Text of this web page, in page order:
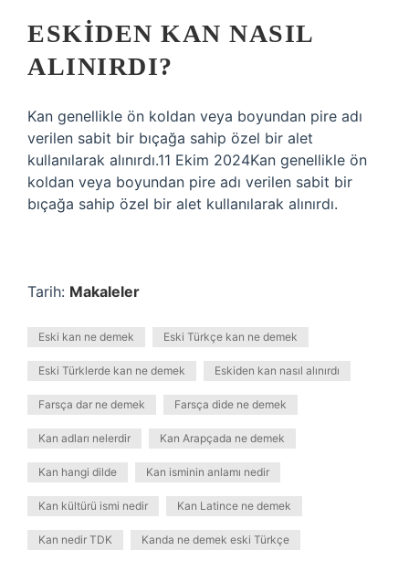
ESKIDEN KAN NASIL
ALINIRDI?
Kan genellikle ön koldan veya boyundan pire adı
verilen sabit bir bıçağa sahip özel bir alet
kullanılarak alınırdı.11 Ekim 2024Kan genellikle ön
koldan veya boyundan pire adı verilen sabit bir
bıçağa sahip özel bir alet kullanılarak alınırdı.
Tarih: Makaleler
Eski kan ne demek Eski Türkçe kan ne demek
Eski Türklerde kan ne demek Eskiden kan nasıl alınırdı
Farsça dar ne demek Farsça dide ne demek
Kan adları nelerdir Kan Arapçada ne demek
Kan hangi dilde Kan isminin anlamı nedir
Kan kültürü ismi nedir Kan Latince ne demek
Kan nedir TDK Kanda ne demek eski Türkçe